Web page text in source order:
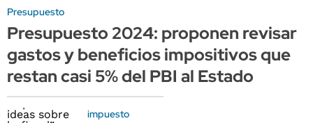
Presupuesto
Presupuesto 2024: proponen revisar
gastos y beneficios impositivos que
restan casi 5% del PBI al Estado
impuesto